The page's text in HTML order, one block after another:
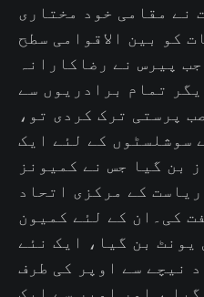
نے مقامی خود مختاری
کو بین الاقوامی سطح
پیرس نے رضاکارانہ
تمام برادریوں سے
پرستی ترک کردی تو،
سوشلسٹوں کے لئے ایک
بن گیا جس نے کمیونز
کے مرکزی اتحاد
کی۔ان کے لئے کمیون
یونٹ بن گیا، ایک نئے
نیچے سے اوپر کی طرف
، اور اوپر سے ایک